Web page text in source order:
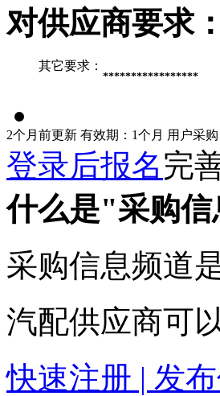
对供应商要求：
其它要求：
*****************
2个月前更新 有效期：1个月 用户采购
登录后报名完
什么是"采购
采购信息频道
汽配供应商可
快速注册 | 发